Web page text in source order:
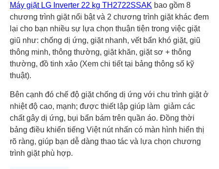
Máy giặt LG Inverter 22 kg TH2722SSAK bao gồm 8
chương trình giặt nổi bật và 2 chương trình giặt khác đem
lại cho bạn nhiều sự lựa chọn thuận tiện trong việc giặt
giũ như: chống dị ứng, giặt nhanh, vết bẩn khó giặt, giũ
thông minh, thông thường, giặt khăn, giặt sơ + thông
thường, đồ tinh xảo (Xem chi tiết tại bảng thông số kỹ
thuật).
Bên cạnh đó chế độ giặt chống dị ứng với chu trình giặt ở
nhiệt độ cao, mạnh; được thiết lập giúp làm giảm các
chất gây dị ứng, bụi bẩn bám trên quần áo. Đồng thời
bảng điều khiển tiếng Việt nút nhấn có màn hình hiển thị
rõ ràng, giúp bạn dễ dàng thao tác và lựa chọn chương
trình giặt phù hợp.